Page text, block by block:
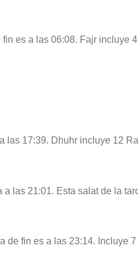
es a las 06:08. Fajr incluye
17:39. Dhuhr incluye 12
las 21:01. Esta salat de la
fin es a las 23:14. Incluye